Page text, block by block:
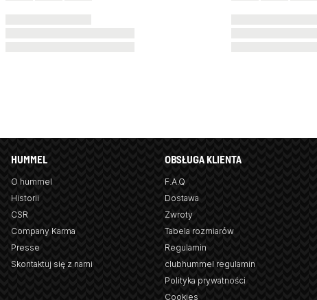
HUMMEL
O hummel
Historii
CSR
Company Karma
Presse
Skontaktuj się z nami
OBSŁUGA KLIENTA
F.A.Q
Dostawa
Zwroty
Tabela rozmiarów
Regulamin
clubhummel regulamin
Polityka prywatności
Cookies